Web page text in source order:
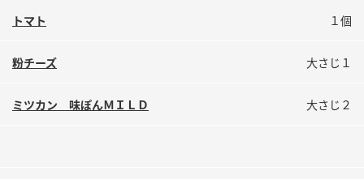
ミツカンのCM
トマト １個
粉チーズ 大さじ１
ミツカン 味ぽんＭＩＬＤ 大さじ２